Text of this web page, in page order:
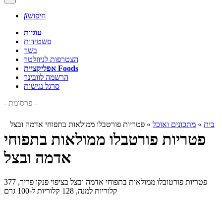
חיפוש
עוגיות
פשטידות
בשר
הצטרפות לניוזלטר
אפליקציית Foods
הרשמה לוובינר
סרגל נגישות
- פרסומת -
בית » מתכונים ואוכל » פטריות פורטבלו ממולאות בתפוחי אדמה ובצל
פטריות פורטבלו ממולאות בתפוחי
אדמה ובצל
פטריות פורטובלו ממולאות בתפוחי אדמה ובצל בציפוי פנקו פריך, 377
קלוריות למנה, 128 קלוריות ל-100 גרם